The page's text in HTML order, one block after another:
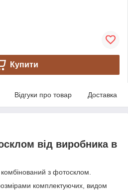
Купити
Відгуки про товар Доставка
від виробника в
з фотосклом.
комплектуючих, видом